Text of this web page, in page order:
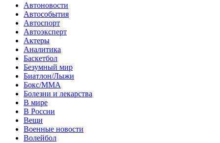
Автоновости
Автособытия
Автоспорт
Автоэксперт
Актеры
Аналитика
Баскетбол
Безумный мир
Биатлон/Лыжи
Бокс/MMA
Болезни и лекарства
В мире
В России
Вещи
Военные новости
Волейбол